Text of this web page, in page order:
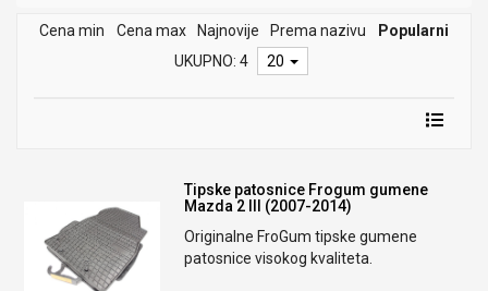
Cena min Cena max Najnovije Prema nazivu
Popularni
UKUPNO: 4
20
Tipske patosnice Frogum gumene
Mazda 2 III (2007-2014)
Originalne FroGum tipske gumene
patosnice visokog kvaliteta.